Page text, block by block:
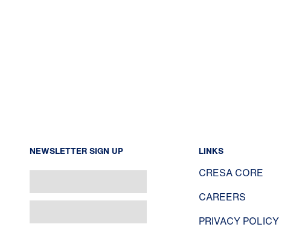
NEWSLETTER SIGN UP LINKS
CRESA CORE
CAREERS
PRIVACY POLICY